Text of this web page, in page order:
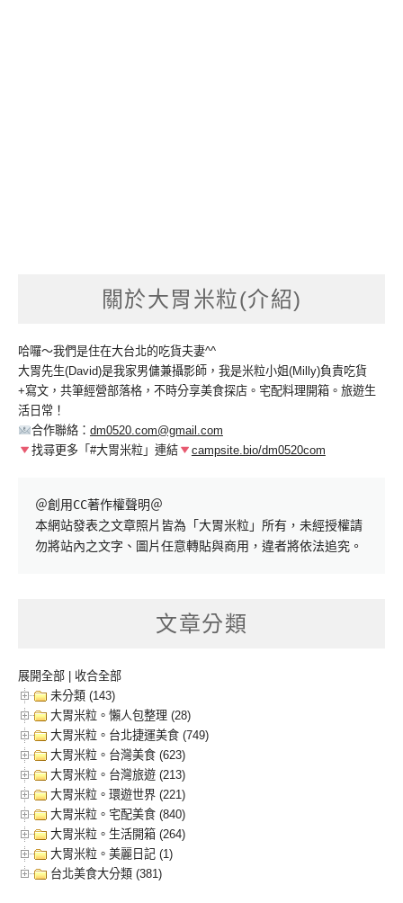
關於大胃米粒(介紹)
哈囉～我們是住在大台北的吃貨夫妻^^
大胃先生(David)是我家男傭兼攝影師，我是米粒小姐(Milly)負責吃貨
+寫文，共筆經營部落格，不時分享美食探店。宅配料理開箱。旅遊生
活日常！
合作聯絡： dm0520.com@gmail.com
找尋更多「#大胃米粒」連結
campsite.bio/dm0520com
＠創用CC著作權聲明＠
本網站發表之文章照片皆為「大胃米粒」所有，未經授權請
勿將站內之文字、圖片任意轉貼與商用，違者將依法追究。
文章分類
展開全部
收合全部
未分類 (143)
大胃米粒。懶人包整理 (28)
大胃米粒。台北捷運美食 (749)
大胃米粒。台灣美食 (623)
大胃米粒。台灣旅遊 (213)
大胃米粒。環遊世界 (221)
大胃米粒。宅配美食 (840)
大胃米粒。生活開箱 (264)
大胃米粒。美麗日記 (1)
台北美食大分類 (381)